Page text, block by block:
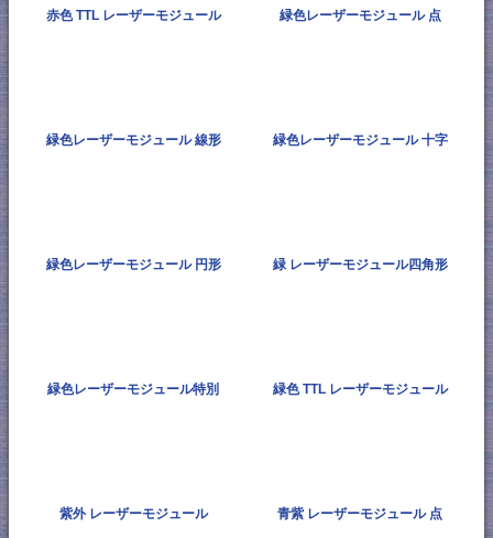
赤色 TTL レーザーモジュール 緑色レーザーモジュール 点
緑色レーザーモジュール 線形 緑色レーザーモジュール 十字
緑色レーザーモジュール 円形 緑 レーザーモジュール四角形
緑色レーザーモジュール特別 緑色 TTL レーザーモジュール
紫外 レーザーモジュール 青紫 レーザーモジュール 点